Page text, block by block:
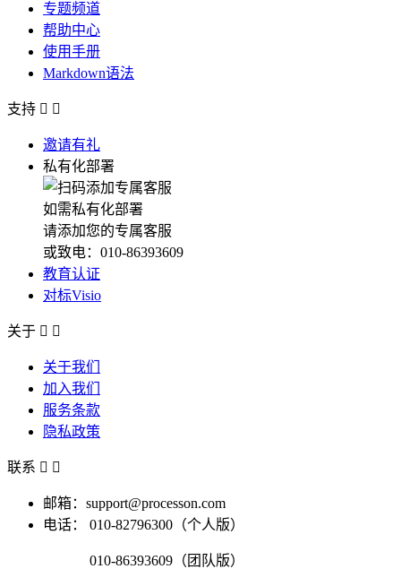
专题频道
帮助中心
使用手册
Markdown语法
支持  
邀请有礼
私有化部署
如需私有化部署
请添加您的专属客服
或致电：010-86393609
教育认证
对标Visio
关于  
关于我们
加入我们
服务条款
隐私政策
联系  
邮箱：support@processon.com
电话：
010-82796300（个人版）
010-86393609（团队版）